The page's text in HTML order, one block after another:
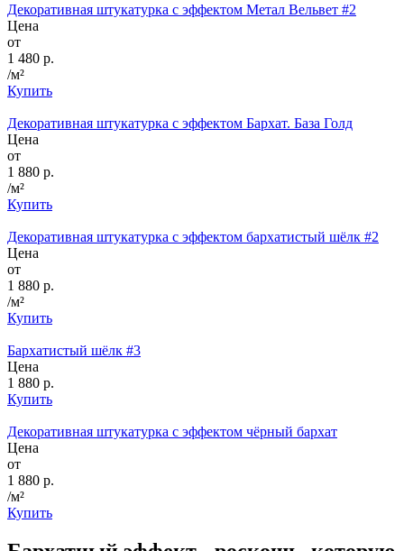
Декоративная штукатурка с эффектом Метал Вельвет #2
Цена
от
1 480 р.
/м²
Купить
Декоративная штукатурка с эффектом Бархат. База Голд
Цена
от
1 880 р.
/м²
Купить
Декоративная штукатурка с эффектом бархатистый шёлк #2
Цена
от
1 880 р.
/м²
Купить
Бархатистый шёлк #3
Цена
1 880 р.
Купить
Декоративная штукатурка с эффектом чёрный бархат
Цена
от
1 880 р.
/м²
Купить